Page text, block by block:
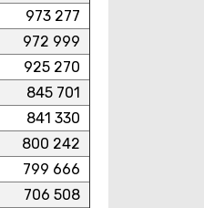
973 277
972 999
925 270
845 701
841 330
800 242
799 666
706 508